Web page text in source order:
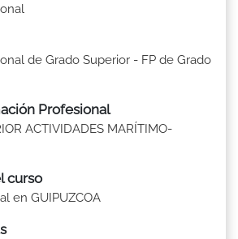
de Grado Superior - FP de Grado
Profesional
ACTIVIDADES MARÍTIMO-
curso
en GUIPUZCOA